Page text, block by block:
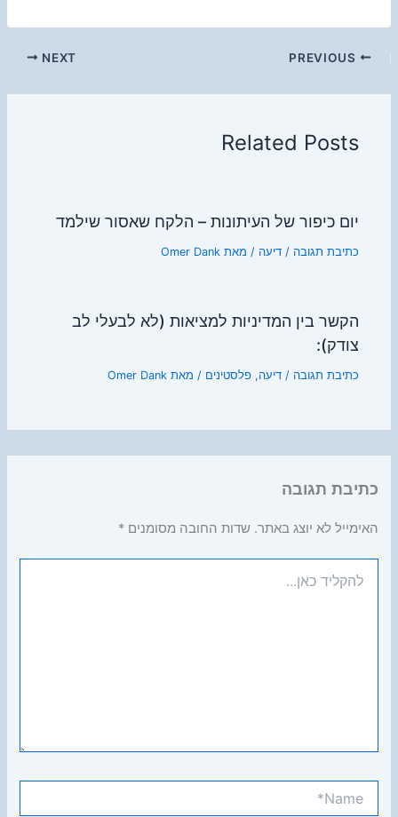
NEXT
Related Posts
יום כיפור של העיתונות – הלקח שאסור שילמד
כתיבת תגובה /דיעה / מאתOmer Dank
הקשר בין המדיניות למציאות (לא לבעלי לב
צודק):
כתיבת תגובה /דיעה,פלסטינים / מאתOmer Dank
כתיבת תגובה
האימייל לא יוצג באתר. שדות החובה מסומנים*
כאן...